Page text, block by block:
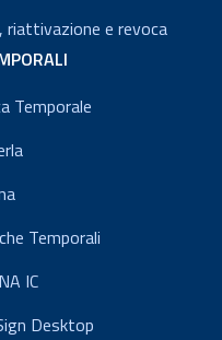
riattivazione e revoca
Temporale
Temporali
IC
Desktop